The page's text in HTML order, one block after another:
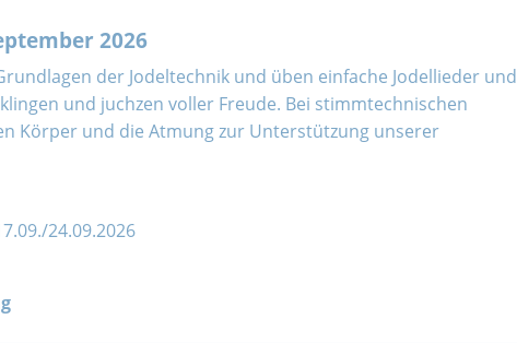
2026
der Jodeltechnik und üben einfache Jodellieder und
und juchzen voller Freude. Bei stimmtechnischen
Körper und die Atmung zur Unterstützung unserer
24.09.2026